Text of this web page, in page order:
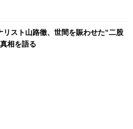
リスト山路徹、世間を賑わせた“二股
相を語る